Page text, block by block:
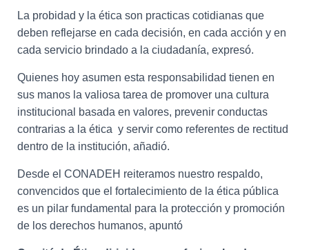
La probidad y la ética son practicas cotidianas que
deben reflejarse en cada decisión, en cada acción y en
cada servicio brindado a la ciudadanía, expresó.
Quienes hoy asumen esta responsabilidad tienen en
sus manos la valiosa tarea de promover una cultura
institucional basada en valores, prevenir conductas
contrarias a la ética y servir como referentes de rectitud
dentro de la institución, añadió.
Desde el CONADEH reiteramos nuestro respaldo,
convencidos que el fortalecimiento de la ética pública
es un pilar fundamental para la protección y promoción
de los derechos humanos, apuntó